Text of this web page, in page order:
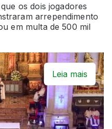
os dois jogadores
arrependimento
em multa de 500 mil
Leia mais